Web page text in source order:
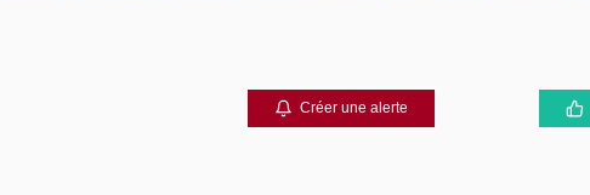
Créer une alerte